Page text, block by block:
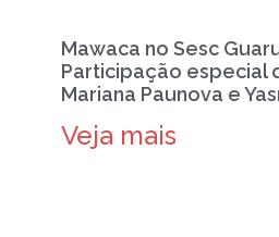
Mawaca no Sesc
Participação especial
Mariana Paunova e
Veja mais